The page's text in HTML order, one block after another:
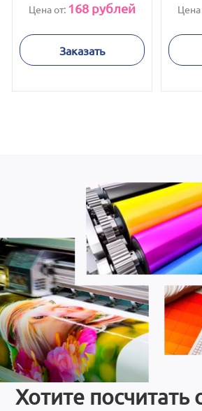
Цена от: 168рублей
Заказать
Цена
Хотите посчитать